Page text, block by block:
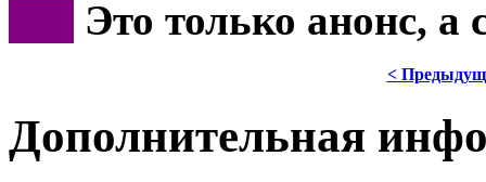
Это только анонс, а
<
Дополнительная